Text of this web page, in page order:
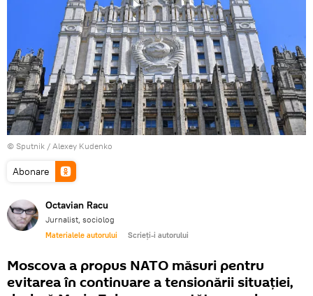
© Sputnik / Alexey Kudenko
Abonare
Octavian Racu
Jurnalist, sociolog
Materialele autorului Scrieți-i autorului
Moscova a propus NATO măsuri pentru
evitarea în continuare a tensionării situației,